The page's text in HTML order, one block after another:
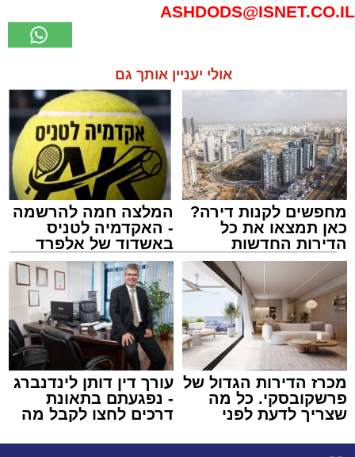
ASHDODS@ISNET.CO.IL
אולי יעניין אותך גם
מחפשים לקנות דירה?
כאן תמצאו את כל
הדירות החדשות
למכירה באשדוד >>>
המלצה חמה להרשמה
- האקדמיה לטניס
באשדוד של אלפרד
קריאולנסקי - לילדים
מכרז הדירות הגדול של
פרשקובסקי. כל מה
שצריך לדעת לפני
באשדוד
עורך דין דותן לינדנברג
- נפגעתם בתאונת
דרכים לחצו לקבל מה